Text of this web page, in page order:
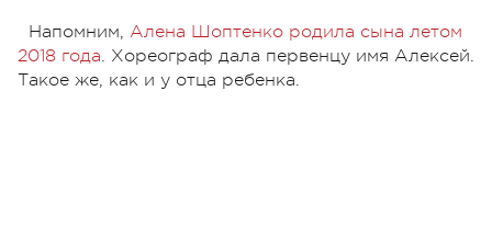
Напомним, Алена Шоптенко родила сына летом
2018 года. Хореограф дала первенцу имя Алексей.
Такое же, как и у отца ребенка.